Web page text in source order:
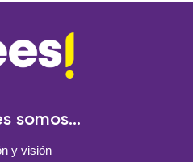
somos...
y visión